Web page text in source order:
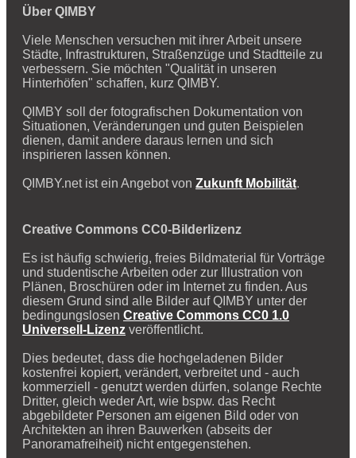
Über QIMBY
Viele Menschen versuchen mit ihrer Arbeit unsere
Städte, Infrastrukturen, Straßenzüge und Stadtteile zu
verbessern. Sie möchten "Qualität in unseren
Hinterhöfen" schaffen, kurz QIMBY.
QIMBY soll der fotografischen Dokumentation von
Situationen, Veränderungen und guten Beispielen
dienen, damit andere daraus lernen und sich
inspirieren lassen können.
QIMBY.net ist ein Angebot von Zukunft Mobilität.
Creative Commons CC0-Bilderlizenz
Es ist häufig schwierig, freies Bildmaterial für Vorträge
und studentische Arbeiten oder zur Illustration von
Plänen, Broschüren oder im Internet zu finden. Aus
diesem Grund sind alle Bilder auf QIMBY unter der
bedingungslosen Creative Commons CC0 1.0
Universell-Lizenz veröffentlicht.
Dies bedeutet, dass die hochgeladenen Bilder
kostenfrei kopiert, verändert, verbreitet und - auch
kommerziell - genutzt werden dürfen, solange Rechte
Dritter, gleich weder Art, wie bspw. das Recht
abgebildeter Personen am eigenen Bild oder von
Architekten an ihren Bauwerken (abseits der
Panoramafreiheit) nicht entgegenstehen.